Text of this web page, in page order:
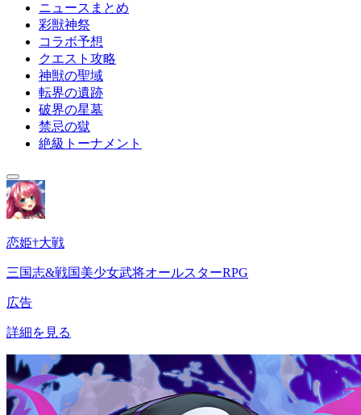
ニュースまとめ
彩獣神祭
コラボ予想
クエスト攻略
神獣の聖域
転界の遺跡
破界の星墓
禁忌の獄
絶級トーナメント
恋姫†大戦
三国志&戦国美少女武将オールスターRPG
広告
詳細を見る